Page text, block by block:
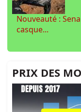
Nouveauté :
casque...
PRIX DES